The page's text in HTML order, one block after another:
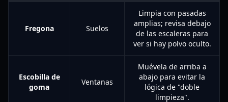
Fregona Suelos
Limpia con pasadas
amplias; revisa debajo
de las escaleras para
ver si hay polvo oculto.
Escobilla de
goma
Ventanas
Muévela de arriba a
abajo para evitar la
lógica de "doble
limpieza".